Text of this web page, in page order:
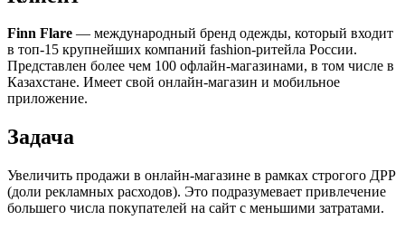
Finn Flare — международный бренд одежды, который входит
в топ-15 крупнейших компаний fashion-ритейла России.
Представлен более чем 100 офлайн-магазинами, в том числе в
Казахстане. Имеет свой онлайн-магазин и мобильное
приложение.
Задача
Увеличить продажи в онлайн-магазине в рамках строгого ДРР
(доли рекламных расходов). Это подразумевает привлечение
большего числа покупателей на сайт с меньшими затратами.